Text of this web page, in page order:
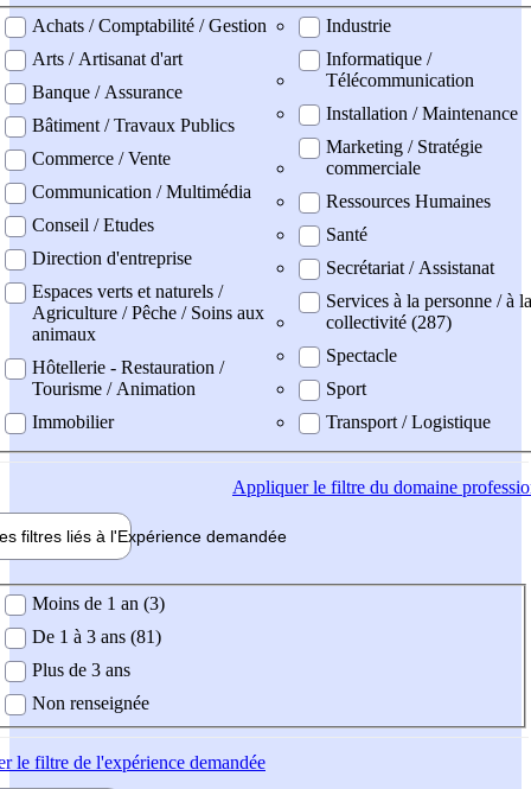
professionel
Achats / Comptabilité / Gestion
Arts / Artisanat d'art
Banque / Assurance
Bâtiment / Travaux Publics
Commerce / Vente
Communication / Multimédia
Conseil / Etudes
Direction d'entreprise
Espaces verts et naturels /
Agriculture / Pêche / Soins aux
animaux
Hôtellerie - Restauration /
Tourisme / Animation
Immobilier
Industrie
Informatique /
Télécommunication
Installation / Maintenance
Marketing / Stratégie
commerciale
Ressources Humaines
Santé
Secrétariat / Assistanat
Services à la personne / à la
collectivité (287)
Spectacle
Sport
Transport / Logistique
Appliquerle filtre du domaine
filtres liés à l'Expérience demandée
demandée
Moins de 1 an (3)
De 1 à 3 ans (81)
Plus de 3 ans
Non renseignée
le filtre de l'expérience demandée